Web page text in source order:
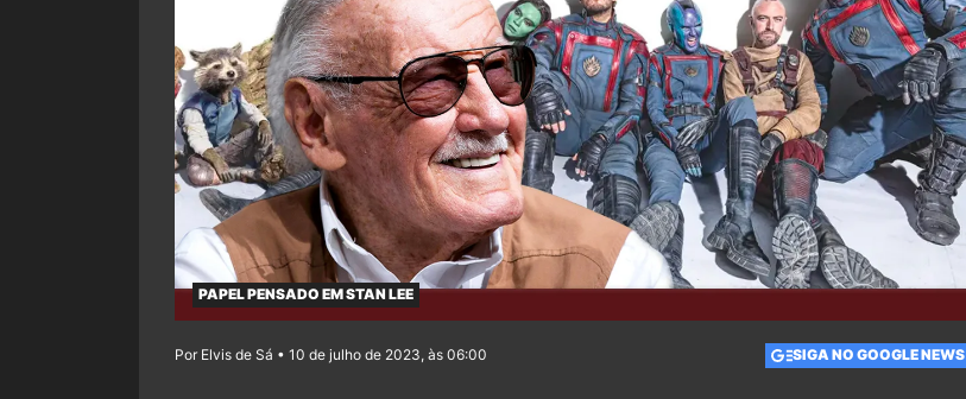
PAPEL PENSADO EM STAN LEE
Por Elvis de Sá • 10 de julho de 2023, às 06:00 SIGA NO GOOGLE NEWS